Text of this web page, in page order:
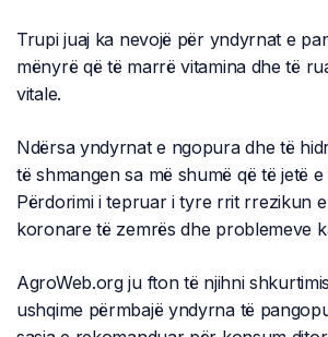
Trupi juaj ka nevojë për yndyrnat e
mënyrë që të marrë vitamina dhe të
vitale.
Ndërsa yndyrnat e ngopura dhe të
të shmangen sa më shumë që të jetë
Përdorimi i tepruar i tyre rrit rrezikun
koronare të zemrës dhe problemeve
AgroWeb.org ju fton të njihni
ushqime përmbajë yndyrna të